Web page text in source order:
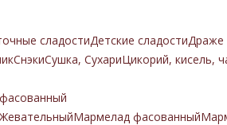
сладостиДетские сладостиДраже
СнэкиСушка, СухариЦикорий, кисель,
Мармелад фасованный